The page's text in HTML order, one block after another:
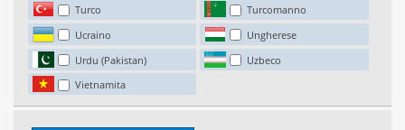
Turco
Turcomanno
Ucraino
Ungherese
Urdu (Pakistan)
Uzbeco
Vietnamita